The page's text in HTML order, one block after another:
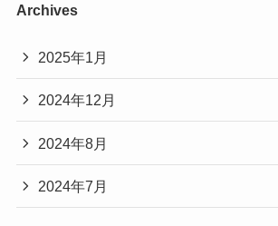
Archives
2025年1月
2024年12月
2024年8月
2024年7月